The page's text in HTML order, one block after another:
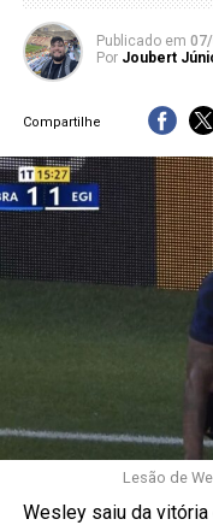
Publicado em
Por Joubert
Compartilhe
Lesão de
Wesley saiu da vitória